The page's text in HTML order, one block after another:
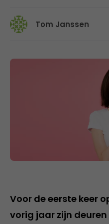
Tom Janssen
Voor de eerste keer
vorig jaar zijn